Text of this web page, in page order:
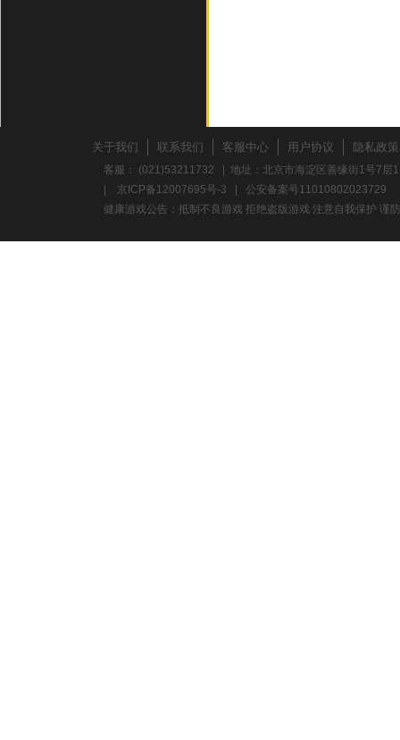
关于我们 联系我们 客服中心 用户协议 隐私政策
客服： (021)53211732 | 地址：北京市海淀区善缘街1号7
京ICP备12007695号-3
公安备案号11010802023729
健康游戏公告：抵制不良游戏 拒绝盗版游戏 注意自我保护 谨